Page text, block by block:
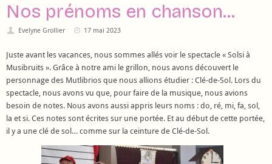
Nos prénoms en chanson…
Evelyne Grollier 17 mai 2023
Juste avant les vacances, nous sommes allés voir le spectacle « Solsi à
Musibruits ». Grâce à notre ami le grillon, nous avons découvert le
personnage des Mutlibrios que nous allions étudier : Clé-de-Sol. Lors du
spectacle, nous avons vu que, pour faire de la musique, nous avions
besoin de notes. Nous avons aussi appris leurs noms : do, ré, mi, fa, sol,
la et si. Ces notes sont écrites sur une portée. Et au début de cette portée,
il y a une clé de sol… comme sur la ceinture de Clé-de-Sol.